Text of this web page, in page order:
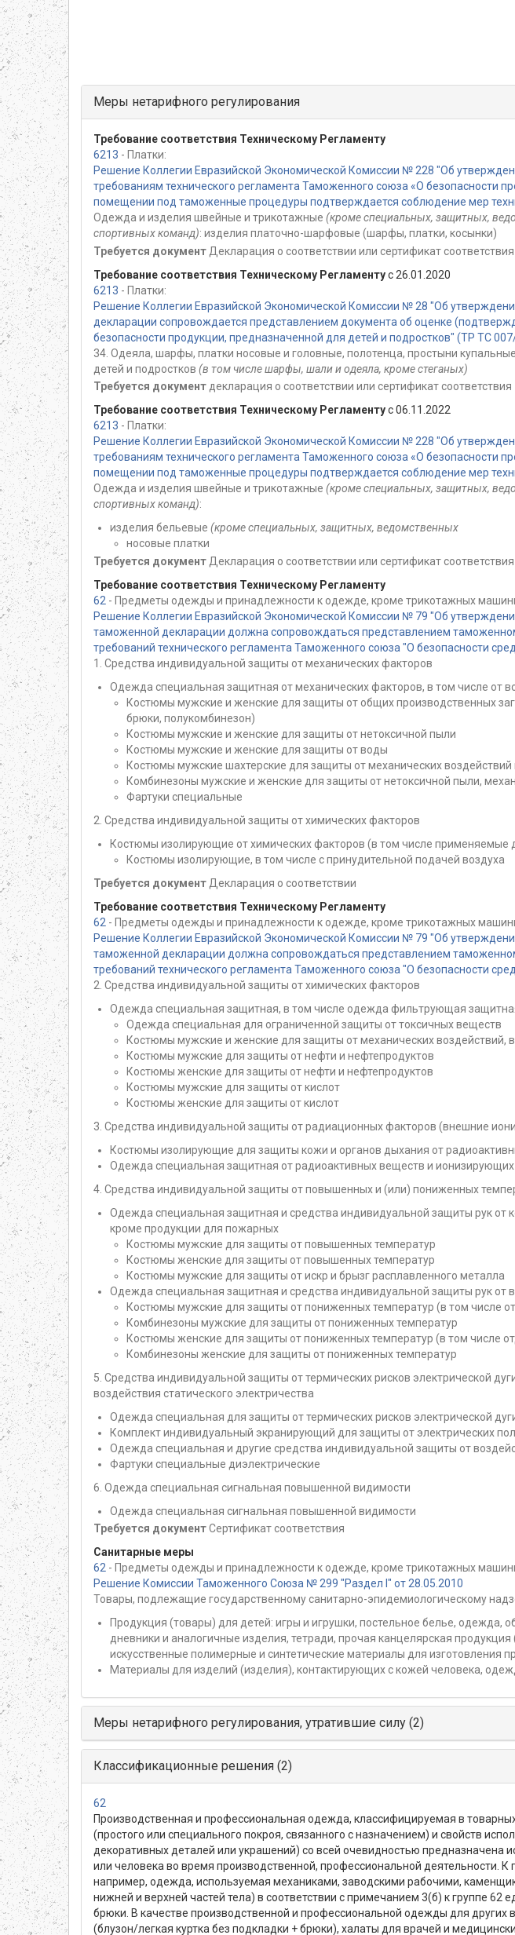
Меры нетарифного регулирования
Требование соответствия Техническому Регламенту
6213 - Платки:
Решение Коллегии Евразийской Экономической Комиссии № 228 "Об
требованиям технического регламента Таможенного союза «О безопасности
помещении под таможенные процедуры подтверждается соблюдение мер
Одежда и изделия швейные и трикотажные (кроме специальных, защитных,
спортивных команд): изделия платочно-шарфовые (шарфы, платки, косынки)
Требуется документ Декларация о соответствии или сертификат соответствия
Требование соответствия Техническому Регламентус 26.01.2020
6213 - Платки:
Решение Коллегии Евразийской Экономической Комиссии № 28 "Об
декларации сопровождается представлением документа об оценке
безопасности продукции, предназначенной для детей и подростков" (ТР ТС
34. Одеяла, шарфы, платки носовые и головные, полотенца, простыни
детей и подростков (в том числе шарфы, шали и одеяла, кроме стеганых)
Требуется документ декларация о соответствии или сертификат соответствия
Требование соответствия Техническому Регламентус 06.11.2022
6213 - Платки:
Решение Коллегии Евразийской Экономической Комиссии № 228 "Об
требованиям технического регламента Таможенного союза «О безопасности
помещении под таможенные процедуры подтверждается соблюдение мер
Одежда и изделия швейные и трикотажные (кроме специальных, защитных,
спортивных команд):
изделия бельевые (кроме специальных, защитных, ведомственных
носовые платки
Требуется документ Декларация о соответствии или сертификат соответствия
Требование соответствия Техническому Регламенту
62 - Предметы одежды и принадлежности к одежде, кроме трикотажных
Решение Коллегии Евразийской Экономической Комиссии № 79 "Об
таможенной декларации должна сопровождаться представлением
требований технического регламента Таможенного союза "О безопасности
1. Средства индивидуальной защиты от механических факторов
Одежда специальная защитная от механических факторов, в том числе от
Костюмы мужские и женские для защиты от общих производственных
брюки, полукомбинезон)
Костюмы мужские и женские для защиты от нетоксичной пыли
Костюмы мужские и женские для защиты от воды
Костюмы мужские шахтерские для защиты от механических
Комбинезоны мужские и женские для защиты от нетоксичной пыли,
Фартуки специальные
2. Средства индивидуальной защиты от химических факторов
Костюмы изолирующие от химических факторов (в том числе применяемые
Костюмы изолирующие, в том числе с принудительной подачей воздуха
Требуется документ Декларация о соответствии
Требование соответствия Техническому Регламенту
62 - Предметы одежды и принадлежности к одежде, кроме трикотажных
Решение Коллегии Евразийской Экономической Комиссии № 79 "Об
таможенной декларации должна сопровождаться представлением
требований технического регламента Таможенного союза "О безопасности
2. Средства индивидуальной защиты от химических факторов
Одежда специальная защитная, в том числе одежда фильтрующая
Одежда специальная для ограниченной защиты от токсичных веществ
Костюмы мужские и женские для защиты от механических воздействий,
Костюмы мужские для защиты от нефти и нефтепродуктов
Костюмы женские для защиты от нефти и нефтепродуктов
Костюмы мужские для защиты от кислот
Костюмы женские для защиты от кислот
3. Средства индивидуальной защиты от радиационных факторов (внешние
Костюмы изолирующие для защиты кожи и органов дыхания от
Одежда специальная защитная от радиоактивных веществ и ионизирующих
4. Средства индивидуальной защиты от повышенных и (или) пониженных
Одежда специальная защитная и средства индивидуальной защиты рук от
кроме продукции для пожарных
Костюмы мужские для защиты от повышенных температур
Костюмы женские для защиты от повышенных температур
Костюмы мужские для защиты от искр и брызг расплавленного металла
Одежда специальная защитная и средства индивидуальной защиты рук от
Костюмы мужские для защиты от пониженных температур (в том числе
Комбинезоны мужские для защиты от пониженных температур
Костюмы женские для защиты от пониженных температур (в том числе
Комбинезоны женские для защиты от пониженных температур
5. Средства индивидуальной защиты от термических рисков электрической
воздействия статического электричества
Одежда специальная для защиты от термических рисков электрической
Комплект индивидуальный экранирующий для защиты от электрических
Одежда специальная и другие средства индивидуальной защиты от
Фартуки специальные диэлектрические
6. Одежда специальная сигнальная повышенной видимости
Одежда специальная сигнальная повышенной видимости
Требуется документСертификат соответствия
Санитарные меры
62 - Предметы одежды и принадлежности к одежде, кроме трикотажных
Решение Комиссии Таможенного Союза № 299 "Раздел I" от 28.05.2010
Товары, подлежащие государственному санитарно-эпидемиологическому
Продукция (товары) для детей: игры и игрушки, постельное белье, одежда,
дневники и аналогичные изделия, тетради, прочая канцелярская
искусственные полимерные и синтетические материалы для изготовления
Материалы для изделий (изделия), контактирующих с кожей человека,
Меры нетарифного регулирования, утратившие силу (2)
Классификационные решения (2)
62
Производственная и профессиональная одежда, классифицируемая в
(простого или специального покроя, связанного с назначением) и свойств
декоративных деталей или украшений) со всей очевидностью
или человека во время производственной, профессиональной деятельности.
например, одежда, используемая механиками, заводскими рабочими,
нижней и верхней частей тела) в соответствии с примечанием 3(б) к группе
брюки. В качестве производственной и профессиональной одежды для
(блузон/легкая куртка без подкладки + брюки), халаты для врачей и